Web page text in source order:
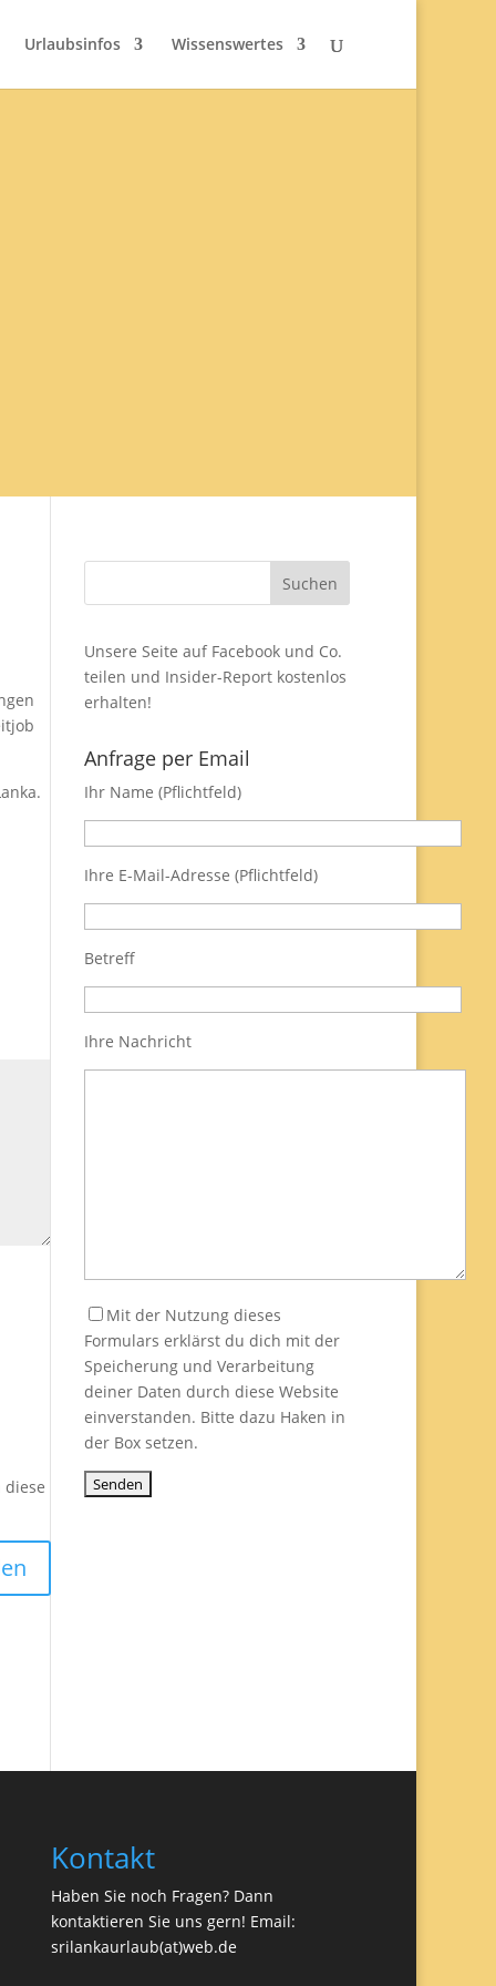
Urlaubsinfos Wissenswertes
Unsere Seite auf Facebook und Co.
teilen und Insider-Report kostenlos
erhalten!
Anfrage per Email
Ihr Name (Pflichtfeld)
Ihre E-Mail-Adresse (Pflichtfeld)
Betreff
Ihre Nachricht
Mit der Nutzung dieses
Formulars erklärst du dich mit der
Speicherung und Verarbeitung
deiner Daten durch diese Website
einverstanden. Bitte dazu Haken in
der Box setzen.
Kontakt
Haben Sie noch Fragen? Dann
kontaktieren Sie uns gern! Email:
srilankaurlaub(at)web.de